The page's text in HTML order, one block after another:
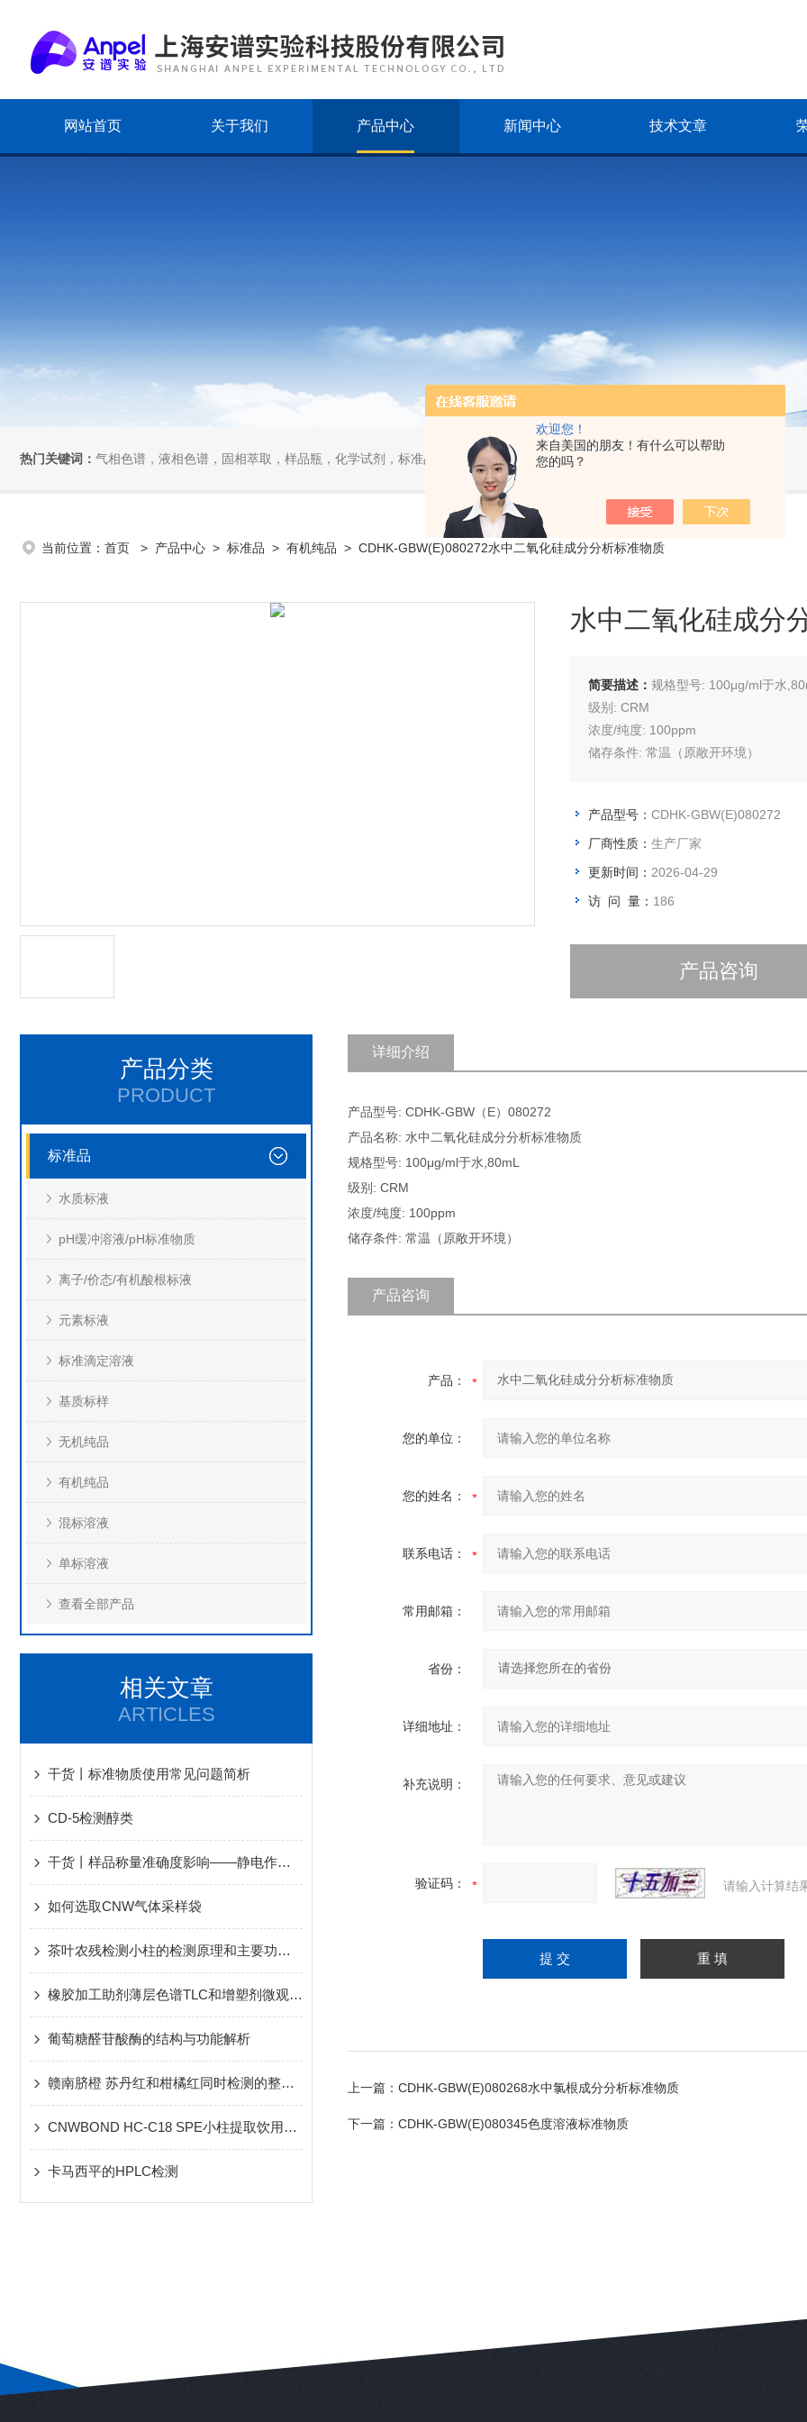
欢迎您！
来自美国的朋友！有什么可以帮助
您的吗？
网站首页 关于我们 产品中心 新闻中心 技术文章
热门关键词： 气相色谱，液相色谱，固相萃取，样品瓶，化学试剂，标准品，小型仪器
当前位置： 首页 > 产品中心 > 标准品 > 有机纯品 > CDHK-GBW(E)080272水中二氧化硅成分分析标准物质
水中二氧化硅成分
简要描述： 规格型号: 100μg/ml于水
级别: CRM
浓度/纯度: 100ppm
储存条件: 常温（原敞开环境）
产品型号： CDHK-GBW(E)080272
厂商性质： 生产厂家
更新时间： 2026-04-29
访 问 量： 186
产品咨询
产品分类
PRODUCT
标准品
水质标液
pH缓冲溶液/pH标准物质
离子/价态/有机酸根标液
元素标液
标准滴定溶液
基质标样
无机纯品
有机纯品
混标溶液
单标溶液
查看全部产品
相关文章
ARTICLES
干货丨标准物质使用常见问题简析
CD-5检测醇类
干货丨样品称量准确度影响——静电作用篇
如何选取CNW气体采样袋
茶叶农残检测小柱的检测原理和主要功能介绍
橡胶加工助剂薄层色谱TLC和增塑剂微观分析相结
葡萄糖醛苷酸酶的结构与功能解析
赣南脐橙 苏丹红和柑橘红同时检测的整体解决方案v3
CNWBOND HC-C18 SPE小柱提取饮用水中的多环芳烃
卡马西平的HPLC检测
详细介绍
产品型号: CDHK-GBW（E）080272
产品名称: 水中二氧化硅成分分析标准物质
规格型号: 100μg/ml于水,80mL
级别: CRM
浓度/纯度: 100ppm
储存条件: 常温（原敞开环境）
产品咨询
产品：
您的单位：
您的姓名：
联系电话：
常用邮箱：
省份：
详细地址：
补充说明：
验证码： 请输入计算结
上一篇： CDHK-GBW(E)080268水中氯根成分分析标准物质
下一篇： CDHK-GBW(E)080345色度溶液标准物质